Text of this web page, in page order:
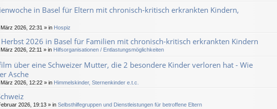
in Basel für Eltern mit chronisch-kritisch erkrankten Kindern,
2026, 22:31 » in Hospiz
2026 in Basel für Familien mit chronisch-kritisch erkrankten Kindern
2026, 22:11 » in Hilfsorganisationen / Entlastungsmöglichkeiten
über eine Schweizer Mutter, die 2 besondere Kinder verloren hat - Wie
Asche
2026, 12:22 » in Himmelskinder, Sternenkinder e.t.c.
2026, 19:13 » in Selbsthilfegruppen und Dienstleistungen für betroffene Eltern